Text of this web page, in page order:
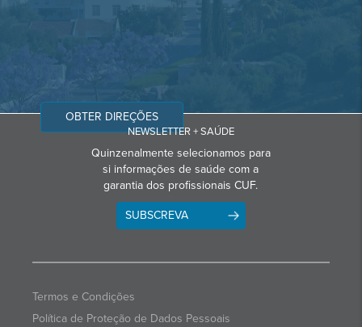
OBTER DIREÇÕES
NEWSLETTER + SAÚDE
Quinzenalmente selecionamos para
si informações de saúde com a
garantia dos profissionais CUF.
SUBSCREVA
Termos e Condições
Política de Proteção de Dados Pessoais